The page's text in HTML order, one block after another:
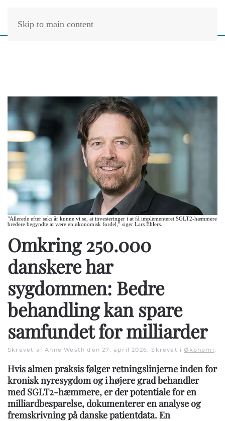
Skip to main content
"Allerede efter seks år kunne vi se, at investeringer i at få implementeret SGLT2-hæmmere
bredere begyndte at være en økonomisk fordel,” siger Lars Ehlers.
Omkring 250.000
danskere har
sygdommen: Bedre
behandling kan spare
samfundet for milliarder
Skrevet af Anne Westh den27. april 2026 . Skrevet iØkonomi
Hvis almen praksis følger retningslinjerne inden for
kronisk nyresygdom og i højere grad behandler
med SGLT2-hæmmere, er der potentiale for en
milliardbesparelse, dokumenterer en analyse og
fremskrivning på danske patientdata. En